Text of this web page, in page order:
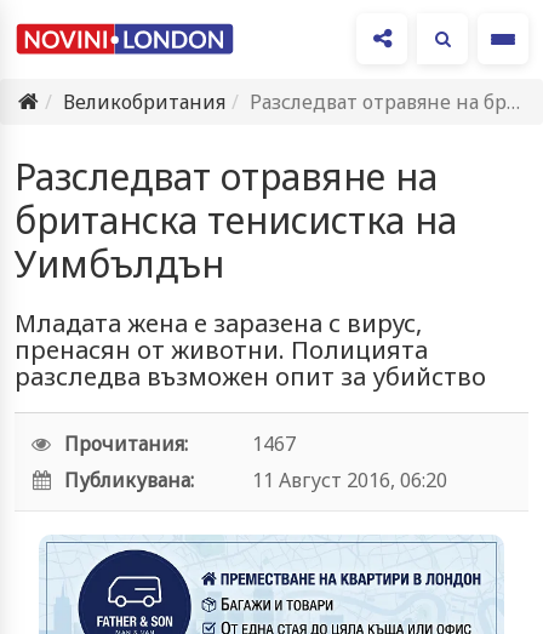
Великобритания
Разследват отравяне на британска тенисистка на Уимбълдън
Разследват отравяне на
британска тенисистка на
Уимбълдън
Младата жена е заразена с вирус,
пренасян от животни. Полицията
разследва възможен опит за убийство
Прочитания:
1467
Публикувана:
11 Август 2016, 06:20